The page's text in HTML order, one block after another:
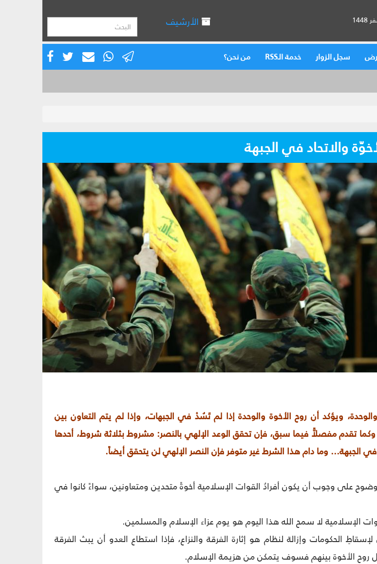
الأرشيف
سجل الزوار خدمة الـRSS من نحن؟
والاتحاد في الجبهة
ويؤكد أن روح الأخوة والوحدة إذا لم تَسُدْ في الجبهات، وإذا لم يتم التعاون بين
وكما تقدم مفصلاًّ فيما سبق، فإن تحقق الوعد الإلهي بالنصر: مشروط بثلاثة شروط، أحدها
في الجبهة... وما دام هذا الشرط غير متوفر فإن النصر الإلهي لن يتحقق أيضاً.
تدل بوضوح على وجوب أن يكون أفرادُ القوات الإسلامية أخوةً متحدين ومتعاونين، سواءً كانوا في
الإسلامية لا سمح الله هذا اليوم هو يوم عزاء الإسلام والمسلمين.
الحكومات وإزالة لنظام هو إثارة الفرقة والنزاع، فإذا استطاع العدو أن يبث الفرقة
روح الأخوة بينهم فسوف يتمكن من هزيمة الإسلام.